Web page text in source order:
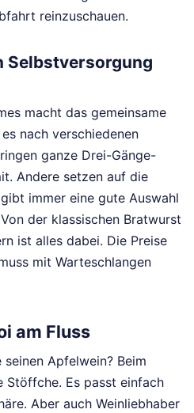
reinzuschauen.
Selbstversorgung
macht das gemeinsame
nach verschiedenen
ganze Drei-Gänge-
Andere setzen auf die
immer eine gute Auswahl
der klassischen Bratwurst
ist alles dabei. Die Preise
mit Warteschlangen
am Fluss
Apfelwein? Beim
Stöffche. Es passt einfach
Aber auch Weinliebhaber